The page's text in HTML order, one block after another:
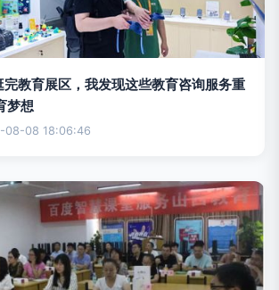
教育展区，我发现这些教育咨询服务重
梦想
08-08 18:06:46